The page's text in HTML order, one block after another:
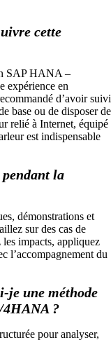
cette
SAP HANA –
expérience en
d’avoir suivi
base ou de disposer de
relié à Internet, équipé
est indispensable
la
démonstrations et
sur des cas de
impacts, appliquez
l’accompagnement du
je une méthode
4HANA ?
pour analyser,